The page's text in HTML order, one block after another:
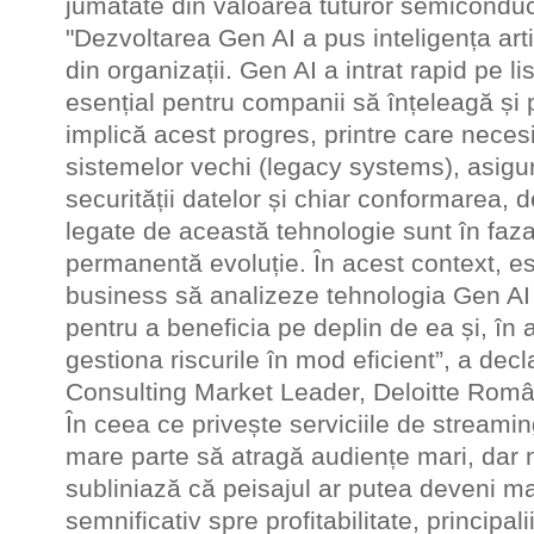
"Dezvoltarea Gen AI a pus inteligența
din organizații. Gen AI a intrat rapid pe
esențial pentru companii să înțeleagă și
implică acest progres, printre care
sistemelor vechi (legacy systems),
securității datelor și chiar conformarea,
legate de această tehnologie sunt în
permanentă evoluție. În acest context,
business să analizeze tehnologia Gen
pentru a beneficia pe deplin de ea și, în
gestiona riscurile în mod eficient”, a
Consulting Market Leader, Deloitte
În ceea ce privește serviciile de
mare parte să atragă audiențe mari, dar
subliniază că peisajul ar putea deveni
semnificativ spre profitabilitate,